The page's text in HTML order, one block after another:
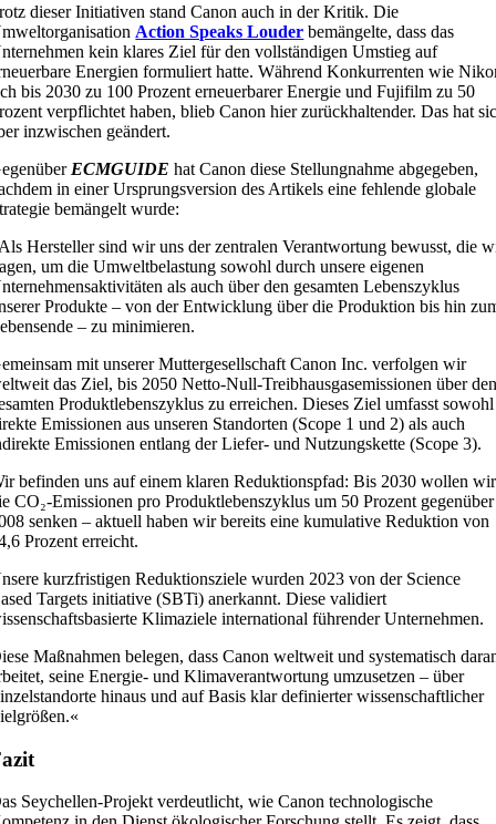
dieser Initiativen stand Canon auch in der Kritik. Die
Action Speaks Louder bemängelte, dass das
kein klares Ziel für den vollständigen Umstieg auf
Energien formuliert hatte. Während Konkurrenten wie
bis 2030 zu 100 Prozent erneuerbarer Energie und Fujifilm zu 50
verpflichtet haben, blieb Canon hier zurückhaltender. Das hat
inzwischen geändert.
ECMGUIDE hat Canon diese Stellungnahme abgegeben,
in einer Ursprungsversion des Artikels eine fehlende globale
bemängelt wurde:
Hersteller sind wir uns der zentralen Verantwortung bewusst, die
um die Umweltbelastung sowohl durch unsere eigenen
als auch über den gesamten Lebenszyklus
Produkte – von der Entwicklung über die Produktion bis hin
– zu minimieren.
mit unserer Muttergesellschaft Canon Inc. verfolgen wir
das Ziel, bis 2050 Netto-Null-Treibhausgasemissionen über
Produktlebenszyklus zu erreichen. Dieses Ziel umfasst sowohl
Emissionen aus unseren Standorten (Scope 1 und 2) als auch
Emissionen entlang der Liefer- und Nutzungskette (Scope 3).
befinden uns auf einem klaren Reduktionspfad: Bis 2030 wollen wir
CO₂-Emissionen pro Produktlebenszyklus um 50 Prozent gegenüber
senken – aktuell haben wir bereits eine kumulative Reduktion von
Prozent erreicht.
kurzfristigen Reduktionsziele wurden 2023 von der Science
Targets initiative (SBTi) anerkannt. Diese validiert
Klimaziele international führender Unternehmen.
Maßnahmen belegen, dass Canon weltweit und systematisch
seine Energie- und Klimaverantwortung umzusetzen – über
hinaus und auf Basis klar definierter wissenschaftlicher
Seychellen-Projekt verdeutlicht, wie Canon technologische